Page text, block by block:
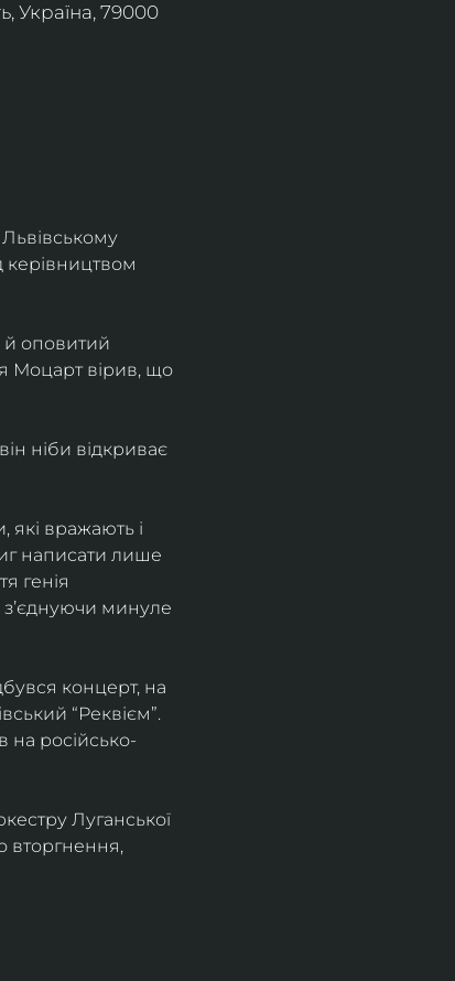
Україна, 79000
керівництвом
й оповитий
Моцарт вірив, що
ніби відкриває
вражають і
написати лише
генія
зʼєднуючи минуле
концерт, на
“Реквієм”.
на російсько-
Луганської
вторгнення,